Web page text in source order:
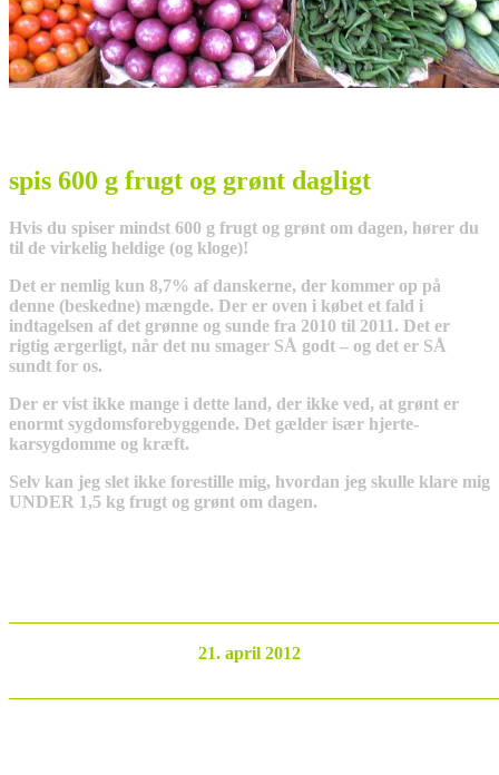
spis 600 g frugt og grønt dagligt
Hvis du spiser mindst 600 g frugt og grønt om dagen, hører du
til de virkelig heldige (og kloge)!
Det er nemlig kun 8,7% af danskerne, der kommer op på
denne (beskedne) mængde. Der er oven i købet et fald i
indtagelsen af det grønne og sunde fra 2010 til 2011. Det er
rigtig ærgerligt, når det nu smager SÅ godt – og det er SÅ
sundt for os.
Der er vist ikke mange i dette land, der ikke ved, at grønt er
enormt sygdomsforebyggende. Det gælder især hjerte-
karsygdomme og kræft.
Selv kan jeg slet ikke forestille mig, hvordan jeg skulle klare mig
UNDER 1,5 kg frugt og grønt om dagen.
21. april 2012